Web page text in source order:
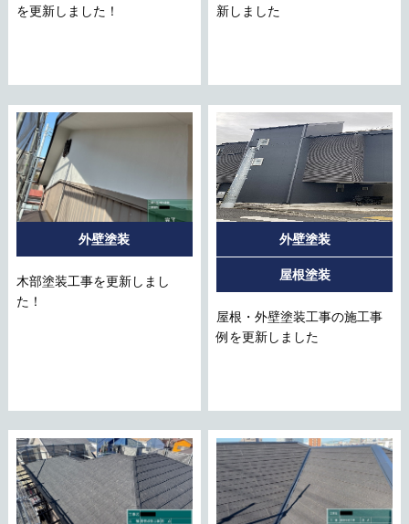
を更新しました！
新しました
外壁塗装
木部塗装工事を更新しまし
た！
外壁塗装
屋根塗装
屋根・外壁塗装工事の施工事
例を更新しました